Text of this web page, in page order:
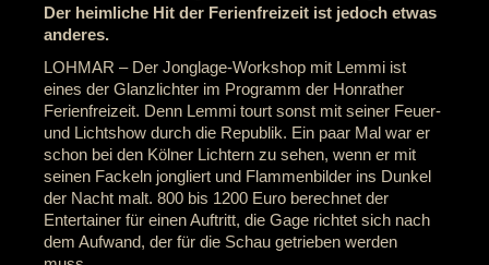
Der heimliche Hit der Ferienfreizeit ist jedoch etwas
anderes.
LOHMAR – Der Jonglage-Workshop mit Lemmi ist
eines der Glanzlichter im Programm der Honrather
Ferienfreizeit. Denn Lemmi tourt sonst mit seiner Feuer-
und Lichtshow durch die Republik. Ein paar Mal war er
schon bei den Kölner Lichtern zu sehen, wenn er mit
seinen Fackeln jongliert und Flammenbilder ins Dunkel
der Nacht malt. 800 bis 1200 Euro berechnet der
Entertainer für einen Auftritt, die Gage richtet sich nach
dem Aufwand, der für die Schau getrieben werden